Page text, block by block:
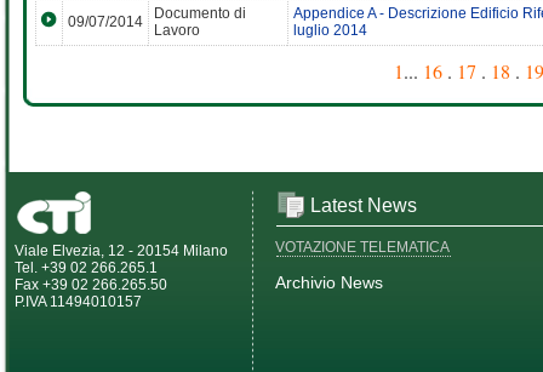
09/07/2014
Documento di
Lavoro
Appendice A - Descrizione Edificio
luglio 2014
1... 16 . 17 . 18 . 19
Viale Elvezia, 12 - 20154 Milano
Tel. +39 02 266.265.1
Fax +39 02 266.265.50
P.IVA 11494010157
Latest News
VOTAZIONE TELEMATICA
Archivio News